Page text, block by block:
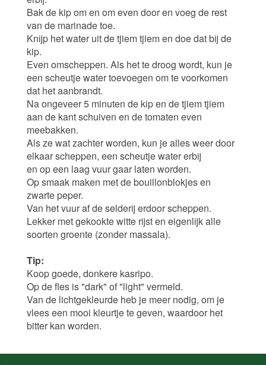
Bak de kip om en om even door en voeg de rest
van de marinade toe.
Knijp het water uit de tjiem tjiem en doe dat bij de
kip.
Even omscheppen. Als het te droog wordt, kun je
een scheutje water toevoegen om te voorkomen
dat het aanbrandt.
Na ongeveer 5 minuten de kip en de tjiem tjiem
aan de kant schuiven en de tomaten even
meebakken.
Als ze wat zachter worden, kun je alles weer door
elkaar scheppen, een scheutje water erbij
en op een laag vuur gaar laten worden.
Op smaak maken met de bouillonblokjes en
zwarte peper.
Van het vuur af de selderij erdoor scheppen.
Lekker met gekookte witte rijst en eigenlijk alle
soorten groente (zonder massala).
Tip:
Koop goede, donkere kasripo.
Op de fles is "dark" of "light" vermeld.
Van de lichtgekleurde heb je meer nodig, om je
vlees een mooi kleurtje te geven, waardoor het
bitter kan worden.